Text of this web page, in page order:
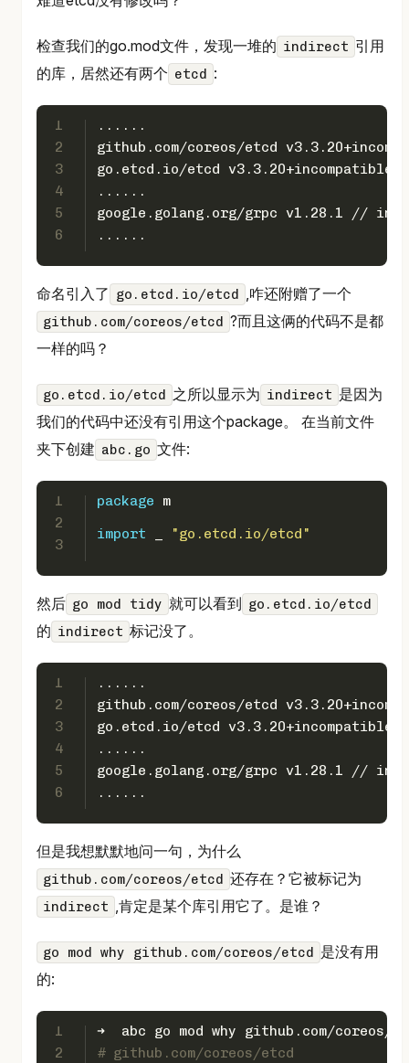
检查我们的go.mod文件，发现一堆的 indirect 引用
的库，居然还有两个 etcd :
1
2
3
4
5
6
......
github.com/coreos/etcd
go.etcd.io/etcd
......
google.golang.org/grpc v1.28.1 //
......
命名引入了 go.etcd.io/etcd ,咋还附赠了一个
github.com/coreos/etcd ?而且这俩的代码不是都
一样的吗？
go.etcd.io/etcd 之所以显示为 indirect 是因为
我们的代码中还没有引用这个package。 在当前文件
夹下创建 abc.go 文件:
1
2
3
package m
import
"go.etcd.io/etcd"
然后 go mod tidy 就可以看到 go.etcd.io/etcd
的 indirect 标记没了。
1
2
3
4
5
6
......
github.com/coreos/etcd
go.etcd.io/etcd
......
google.golang.org/grpc v1.28.1 //
......
但是我想默默地问一句，为什么
github.com/coreos/etcd 还存在？它被标记为
indirect ,肯定是某个库引用它了。是谁？
go mod why github.com/coreos/etcd 是没有用
的:
1
2
➜  abc go mod why github.com/coreos/
# github.com/coreos/etcd